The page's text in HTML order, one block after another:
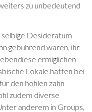
zu unbedeutend
selbige Desideratum
gebuhrend waren, ihr
ermiglichen
Lokale hatten bei
den hohlen zahn
zudem diverse
anderem in Groups,